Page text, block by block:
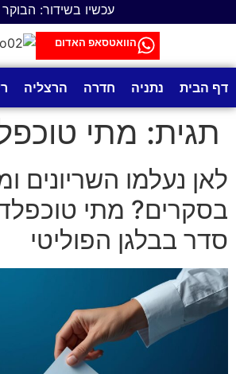
עכשיו בשידור: הבוקר
הוואטסאפ האדום
דף הבית נתניה חדרה הרצליה
תגית: מתי
לאן נעלמו השריונים
בסקרים? מתי
סדר בבלגן הפוליטי